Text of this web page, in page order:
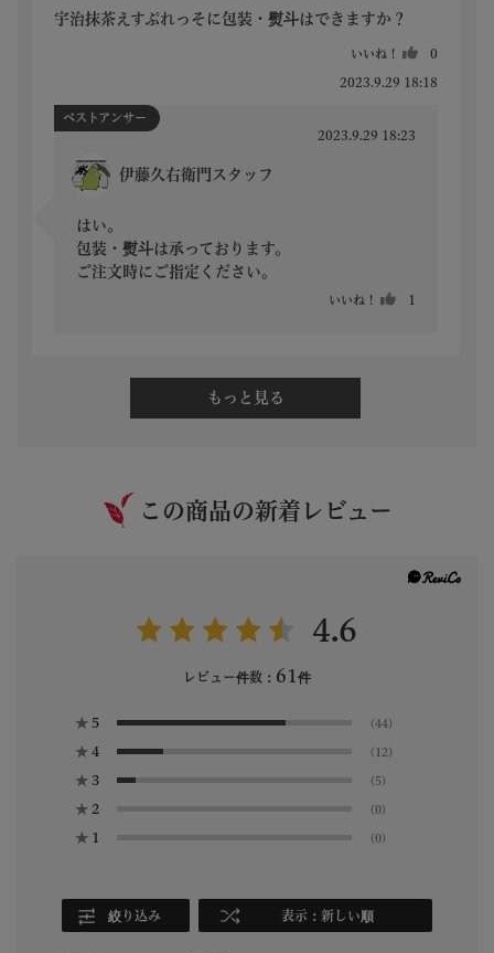
宇治抹茶えすぷれっそに包装・熨斗はできますか？
いいね！ 0
2023.9.29 18:18
2023.9.29 18:23
伊藤久右衛門スタッフ
はい。
包装・熨斗は承っております。
ご注文時にご指定ください。
いいね！ 1
ベストアンサー
もっと見る
この商品の新着レビュー
4.6
レビュー件数： 61 件
★ 5 (44)
★ 4 (12)
★ 3 (5)
★ 2 (0)
★ 1 (0)
絞り込み 表示：新しい順